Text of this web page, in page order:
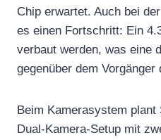
Chip erwartet. Auch bei
es einen Fortschritt: Ein
verbaut werden, was eine
gegenüber dem Vorgänger
Beim Kamerasystem plant
Dual-Kamera-Setup mit